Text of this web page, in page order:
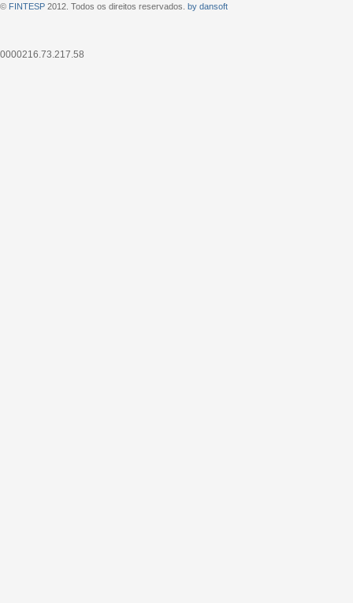
© FINTESP 2012. Todos os direitos reservados. by dansoft
0000216.73.217.58